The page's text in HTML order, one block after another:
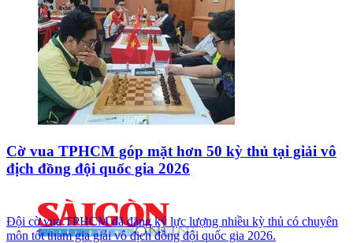
Cờ vua TPHCM góp mặt hơn 50 kỳ thủ tại giải vô
địch đồng đội quốc gia 2026
Đội cờ vua TPHCM đã đăng ký lực lượng nhiều kỳ thủ có chuyên
môn tốt tham gia giải vô địch đồng đội quốc gia 2026.